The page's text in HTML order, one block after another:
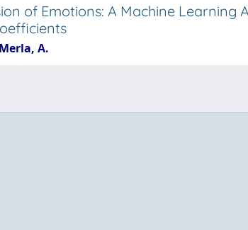
of Emotions: A Machine Learning
A.